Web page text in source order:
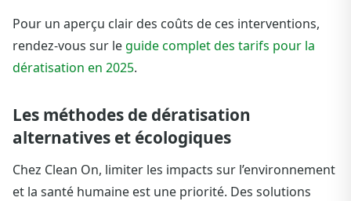
Pour un aperçu clair des coûts de ces interventions,
rendez-vous sur leguide complet des tarifs pour la
dératisation en 2025.
Les méthodes de dératisation
alternatives et écologiques
Chez Clean On, limiter les impacts sur l’environnement
et la santé humaine est une priorité. Des solutions